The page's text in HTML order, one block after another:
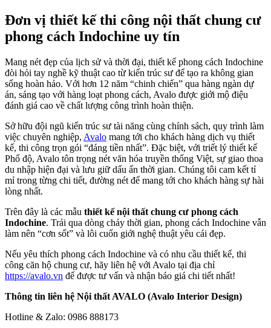
Đơn vị thiết kế thi công nội thất chung cư
phong cách Indochine uy tín
Mang nét đẹp của lịch sử và thời đại, thiết kế phong cách Indochine
đòi hỏi tay nghề kỹ thuật cao từ kiến trúc sư để tạo ra không gian
sống hoàn hảo. Với hơn 12 năm “chinh chiến” qua hàng ngàn dự
án, sáng tạo với hàng loạt phong cách, Avalo được giới mộ điệu
đánh giá cao về chất lượng công trình hoàn thiện.
Sở hữu đội ngũ kiến trúc sư tài năng cùng chính sách, quy trình làm
việc chuyên nghiệp, Avalo mang tới cho khách hàng dịch vụ thiết
kế, thi công trọn gói “đáng tiền nhất”. Đặc biệt, với triết lý thiết kế
Phổ độ, Avalo tôn trọng nét văn hóa truyền thống Việt, sự giao thoa
du nhập hiện đại và lưu giữ dấu ấn thời gian. Chúng tôi cam kết tỉ
mỉ trong từng chi tiết, đường nét để mang tới cho khách hàng sự hài
lòng nhất.
Trên đây là các mẫu thiết kế nội thất chung cư phong cách
Indochine. Trải qua dòng chảy thời gian, phong cách Indochine vẫn
làm nên “cơn sốt” và lôi cuốn giới nghệ thuật yêu cái đẹp.
Nếu yêu thích phong cách Indochine và có nhu cầu thiết kế, thi
công căn hộ chung cư, hãy liên hệ với Avalo tại địa chỉ
https://avalo.vn để được tư vấn và nhận báo giá chi tiết nhất!
Thông tin liên hệ Nội thất AVALO (Avalo Interior Design)
Hotline & Zalo: 0986 888173